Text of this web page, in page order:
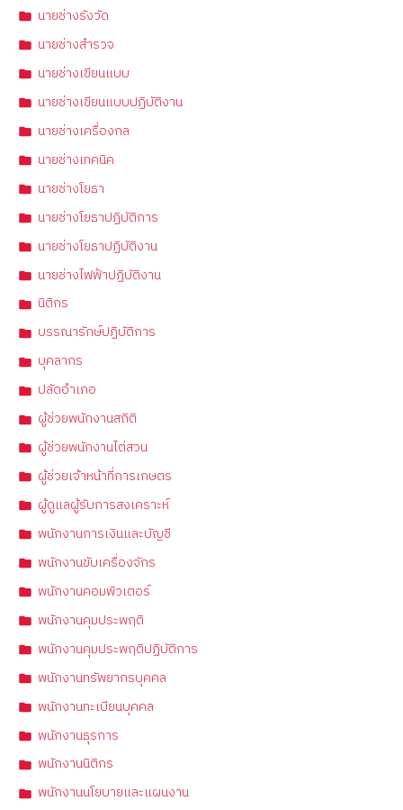
นายช่างรังวัด
นายช่างสำรวจ
นายช่างเขียนแบบ
นายช่างเขียนแบบปฏิบัติงาน
นายช่างเครื่องกล
นายช่างเทคนิค
นายช่างโยธา
นายช่างโยธาปฏิบัติการ
นายช่างโยธาปฏิบัติงาน
นายช่างไฟฟ้าปฏิบัติงาน
นิติกร
บรรณารักษ์ปฏิบัติการ
บุคลากร
ปลัดอำเภอ
ผู้ช่วยพนักงานสถิติ
ผู้ช่วยพนักงานไต่สวน
ผู้ช่วยเจ้าหน้าที่การเกษตร
ผู้ดูแลผู้รับการสงเคราะห์
พนักงานการเงินและบัญชี
พนักงานขับเครื่องจักร
พนักงานคอมพิวเตอร์
พนักงานคุมประพฤติ
พนักงานคุมประพฤติปฏิบัติการ
พนักงานทรัพยากรบุคคล
พนักงานทะเบียนบุคคล
พนักงานธุรการ
พนักงานนิติกร
พนักงานนโยบายและแผนงาน